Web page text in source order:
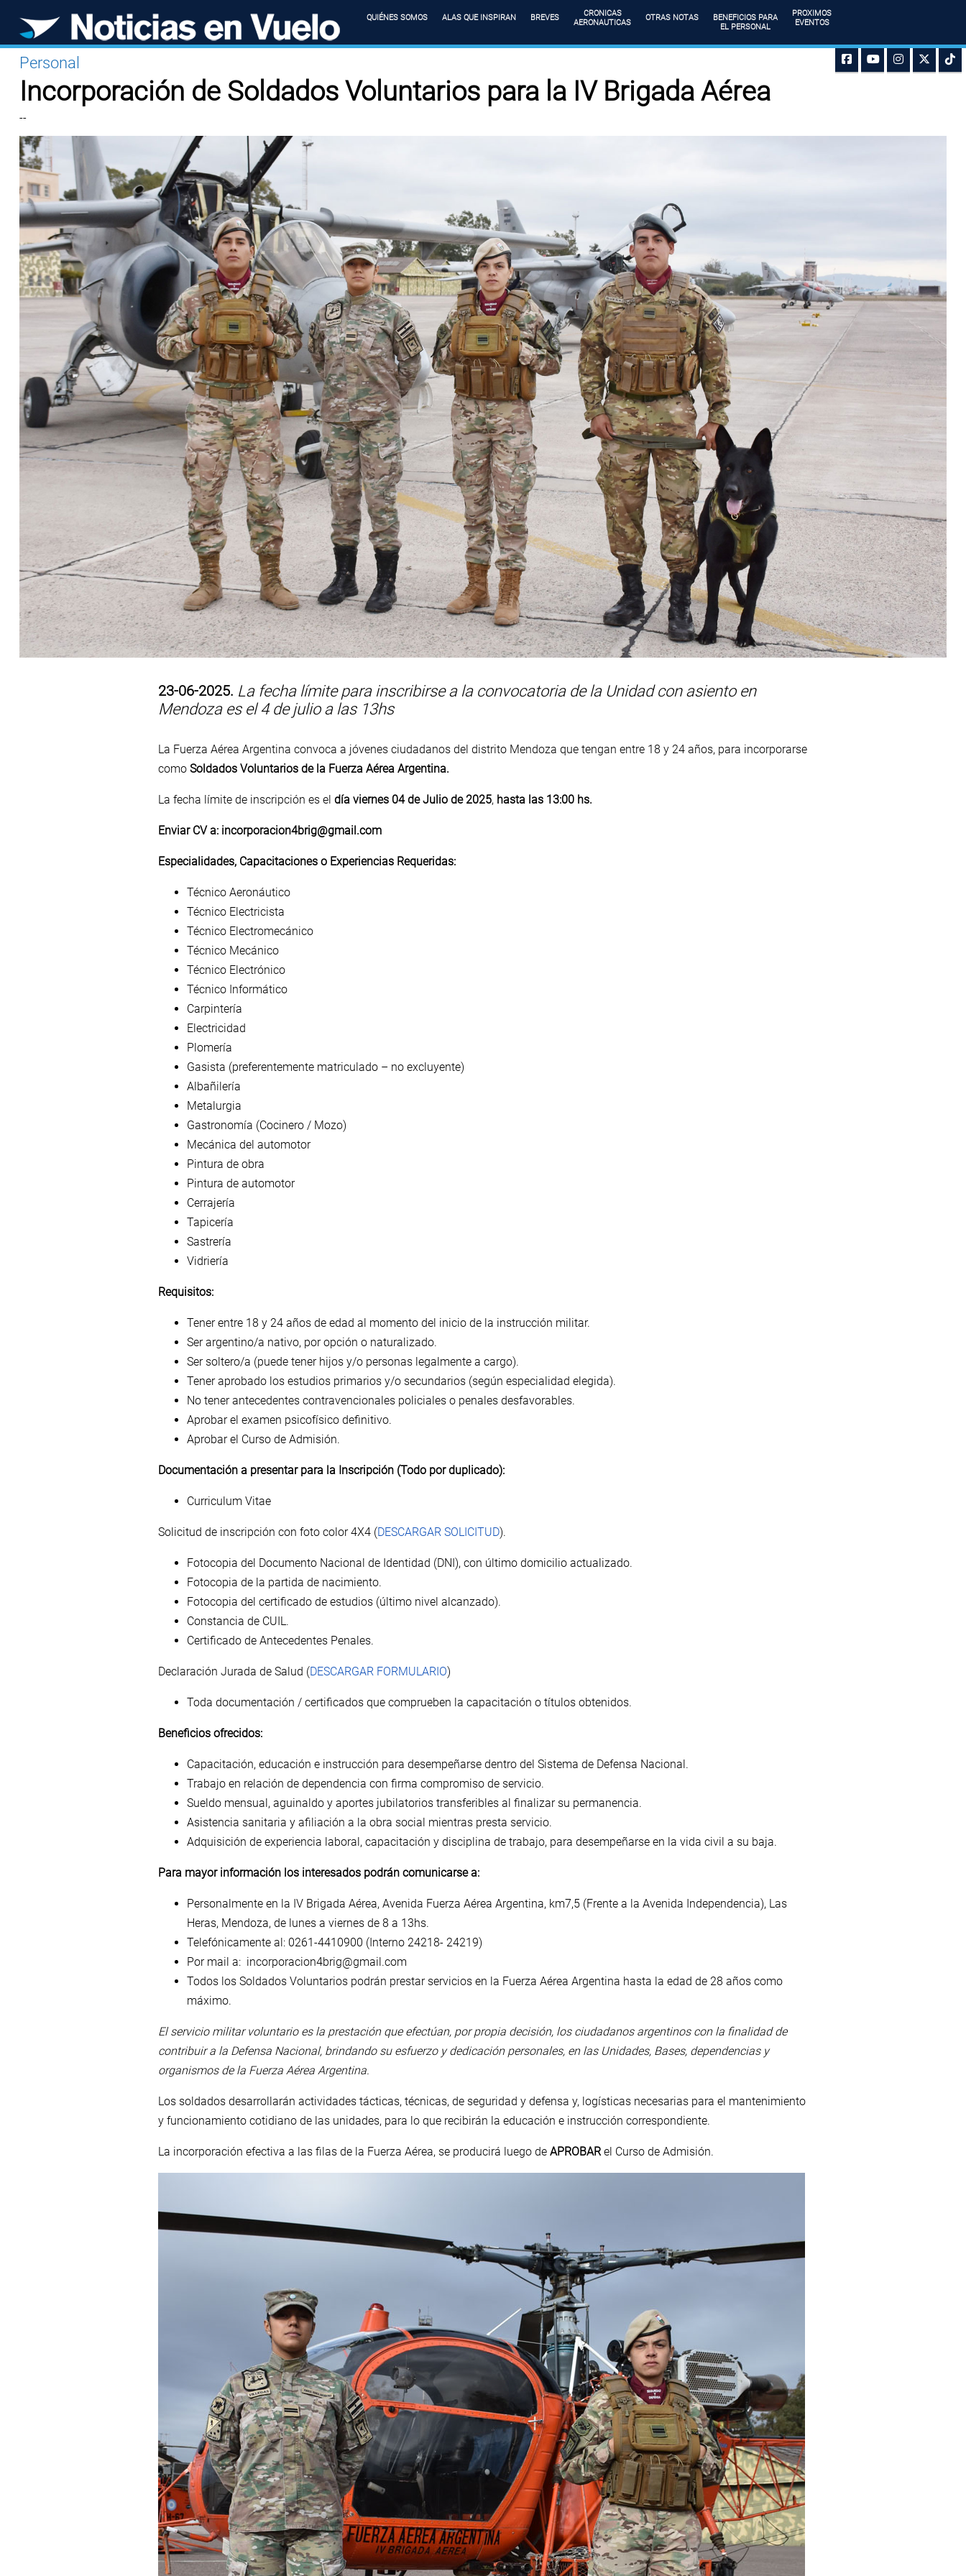
QUIÉNES SOMOS ALAS QUE INSPIRAN BREVES
CRONICAS
AERONAUTICAS
OTRAS NOTAS
BENEFICIOS PARA
EL PERSONAL
PROXIMOS
EVENTOS
Personal
Incorporación de Soldados Voluntarios para la IV Brigada Aérea
--
23-06-2025. La fecha límite para inscribirse a la convocatoria de la Unidad con asiento en
Mendoza es el 4 de julio a las 13hs
La Fuerza Aérea Argentina convoca a jóvenes ciudadanos del distrito Mendoza que tengan entre 18 y 24 años, para incorporarse
comoSoldados Voluntarios de la Fuerza Aérea Argentina.
La fecha límite de inscripción es eldía viernes 04 de Julio de 2025, hasta las 13:00 hs.
Enviar CV a: incorporacion4brig@gmail.com
Especialidades, Capacitaciones o Experiencias Requeridas:
Técnico Aeronáutico
Técnico Electricista
Técnico Electromecánico
Técnico Mecánico
Técnico Electrónico
Técnico Informático
Carpintería
Electricidad
Plomería
Gasista (preferentemente matriculado – no excluyente)
Albañilería
Metalurgia
Gastronomía (Cocinero / Mozo)
Mecánica del automotor
Pintura de obra
Pintura de automotor
Cerrajería
Tapicería
Sastrería
Vidriería
Requisitos:
Tener entre 18 y 24 años de edad al momento del inicio de la instrucción militar.
Ser argentino/a nativo, por opción o naturalizado.
Ser soltero/a (puede tener hijos y/o personas legalmente a cargo).
Tener aprobado los estudios primarios y/o secundarios (según especialidad elegida).
No tener antecedentes contravencionales policiales o penales desfavorables.
Aprobar el examen psicofísico definitivo.
Aprobar el Curso de Admisión.
Documentación a presentar para la Inscripción (Todo por duplicado):
Curriculum Vitae
Solicitud de inscripción con foto color 4X4 (DESCARGAR SOLICITUD).
Fotocopia del Documento Nacional de Identidad (DNI), con último domicilio actualizado.
Fotocopia de la partida de nacimiento.
Fotocopia del certificado de estudios (último nivel alcanzado).
Constancia de CUIL.
Certificado de Antecedentes Penales.
Declaración Jurada de Salud (DESCARGAR FORMULARIO)
Toda documentación / certificados que comprueben la capacitación o títulos obtenidos.
Beneficios ofrecidos:
Capacitación, educación e instrucción para desempeñarse dentro del Sistema de Defensa Nacional.
Trabajo en relación de dependencia con firma compromiso de servicio.
Sueldo mensual, aguinaldo y aportes jubilatorios transferibles al finalizar su permanencia.
Asistencia sanitaria y afiliación a la obra social mientras presta servicio.
Adquisición de experiencia laboral, capacitación y disciplina de trabajo, para desempeñarse en la vida civil a su baja.
Para mayor información los interesados podrán comunicarse a:
Personalmente en la IV Brigada Aérea, Avenida Fuerza Aérea Argentina, km7,5 (Frente a la Avenida Independencia), Las
Heras, Mendoza, de lunes a viernes de 8 a 13hs.
Telefónicamente al: 0261-4410900 (Interno 24218- 24219)
Por mail a: incorporacion4brig@gmail.com
Todos los Soldados Voluntarios podrán prestar servicios en la Fuerza Aérea Argentina hasta la edad de 28 años como
máximo.
El servicio militar voluntario es la prestación que efectúan, por propia decisión, los ciudadanos argentinos con la finalidad de
contribuir a la Defensa Nacional, brindando su esfuerzo y dedicación personales, en las Unidades, Bases, dependencias y
organismos de la Fuerza Aérea Argentina.
Los soldados desarrollarán actividades tácticas, técnicas, de seguridad y defensa y, logísticas necesarias para el mantenimiento
y funcionamiento cotidiano de las unidades, para lo que recibirán la educación e instrucción correspondiente.
La incorporación efectiva a las filas de la Fuerza Aérea, se producirá luego deAPROBARel Curso de Admisión.